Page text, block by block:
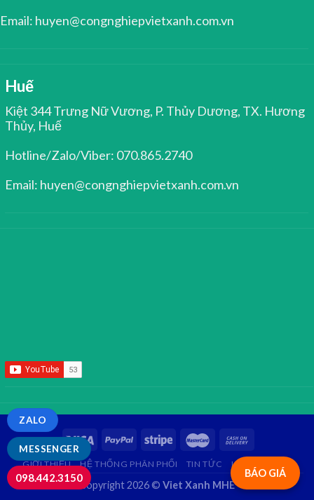
Email: huyen@congnghiepvietxanh.com.vn
Huế
Kiệt 344 Trưng Nữ Vương, P. Thủy Dương, TX. Hương
Thủy, Huế
Hotline/Zalo/Viber: 070.865.2740
Email: huyen@congnghiepvietxanh.com.vn
BÁO GIÁ
GIỚI THIỆU HỆ THỐNG PHÂN PHỐI TIN TỨC LIÊN HỆ
Copyright 2026 © Viet Xanh MHE
MESSENGER
ZALO
098.442.3150